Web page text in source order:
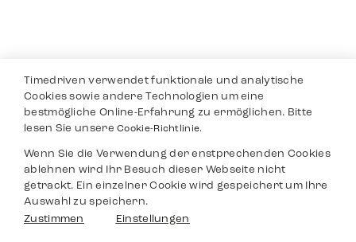
Timedriven verwendet funktionale und analytische
Cookies sowie andere Technologien um eine
bestmögliche Online-Erfahrung zu ermöglichen. Bitte
lesen Sie unsereCookie-Richtlinie.
Wenn Sie die Verwendung der enstprechenden Cookies
ablehnen wird Ihr Besuch dieser Webseite nicht
getrackt. Ein einzelner Cookie wird gespeichert um Ihre
Auswahl zu speichern.
Zustimmen
Einstellungen